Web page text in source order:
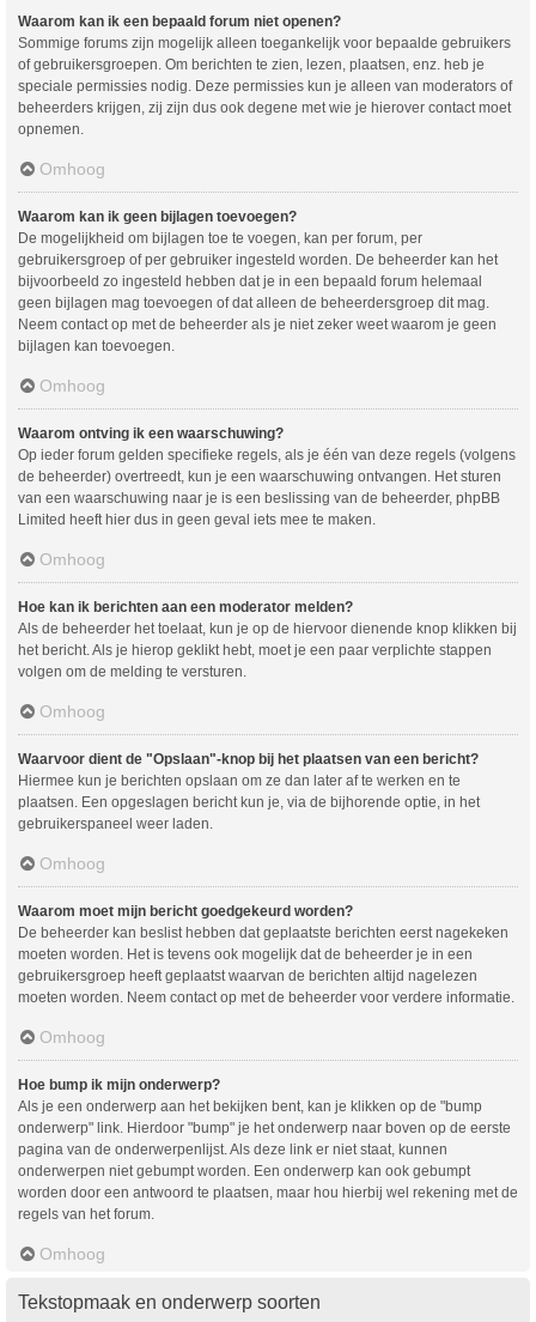
Waarom kan ik een bepaald forum niet openen?
Sommige forums zijn mogelijk alleen toegankelijk voor bepaalde gebruikers
of gebruikersgroepen. Om berichten te zien, lezen, plaatsen, enz. heb je
speciale permissies nodig. Deze permissies kun je alleen van moderators of
beheerders krijgen, zij zijn dus ook degene met wie je hierover contact moet
opnemen.
Omhoog
Waarom kan ik geen bijlagen toevoegen?
De mogelijkheid om bijlagen toe te voegen, kan per forum, per
gebruikersgroep of per gebruiker ingesteld worden. De beheerder kan het
bijvoorbeeld zo ingesteld hebben dat je in een bepaald forum helemaal
geen bijlagen mag toevoegen of dat alleen de beheerdersgroep dit mag.
Neem contact op met de beheerder als je niet zeker weet waarom je geen
bijlagen kan toevoegen.
Omhoog
Waarom ontving ik een waarschuwing?
Op ieder forum gelden specifieke regels, als je één van deze regels (volgens
de beheerder) overtreedt, kun je een waarschuwing ontvangen. Het sturen
van een waarschuwing naar je is een beslissing van de beheerder, phpBB
Limited heeft hier dus in geen geval iets mee te maken.
Omhoog
Hoe kan ik berichten aan een moderator melden?
Als de beheerder het toelaat, kun je op de hiervoor dienende knop klikken bij
het bericht. Als je hierop geklikt hebt, moet je een paar verplichte stappen
volgen om de melding te versturen.
Omhoog
Waarvoor dient de "Opslaan"-knop bij het plaatsen van een bericht?
Hiermee kun je berichten opslaan om ze dan later af te werken en te
plaatsen. Een opgeslagen bericht kun je, via de bijhorende optie, in het
gebruikerspaneel weer laden.
Omhoog
Waarom moet mijn bericht goedgekeurd worden?
De beheerder kan beslist hebben dat geplaatste berichten eerst nagekeken
moeten worden. Het is tevens ook mogelijk dat de beheerder je in een
gebruikersgroep heeft geplaatst waarvan de berichten altijd nagelezen
moeten worden. Neem contact op met de beheerder voor verdere informatie.
Omhoog
Hoe bump ik mijn onderwerp?
Als je een onderwerp aan het bekijken bent, kan je klikken op de "bump
onderwerp" link. Hierdoor "bump" je het onderwerp naar boven op de eerste
pagina van de onderwerpenlijst. Als deze link er niet staat, kunnen
onderwerpen niet gebumpt worden. Een onderwerp kan ook gebumpt
worden door een antwoord te plaatsen, maar hou hierbij wel rekening met de
regels van het forum.
Omhoog
Tekstopmaak en onderwerp soorten